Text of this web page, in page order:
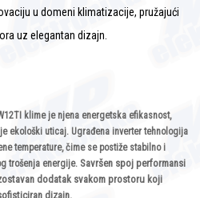
u domeni klimatizacije, pružajući
uz elegantan dizajn.
klime je njena energetska efikasnost,
ekološki uticaj. Ugrađena inverter tehnologija
temperature, čime se postiže stabilno i
trošenja energije. Savršen spoj performansi
dodatak svakom prostoru koji
dizajn.